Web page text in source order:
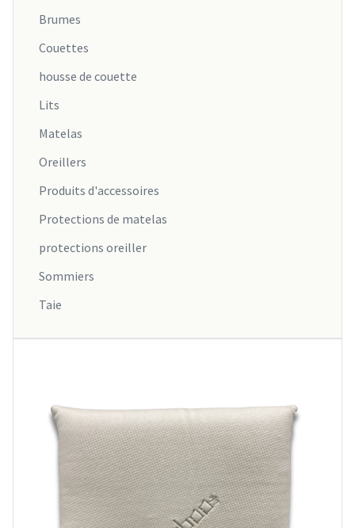
Brumes
Couettes
housse de couette
Lits
Matelas
Oreillers
Produits d'accessoires
Protections de matelas
protections oreiller
Sommiers
Taie